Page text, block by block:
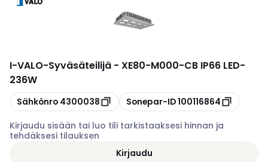
I-VALO-Syväsäteilijä - XE80-M000-CB IP66 LED-
236W
Kopioi
Sähkönro 4300038 Kopioi
Sonepar-ID100116864
Kirjaudu sisään tai luo tili tarkistaaksesi hinnan ja
tehdäksesi tilauksen
Kirjaudu